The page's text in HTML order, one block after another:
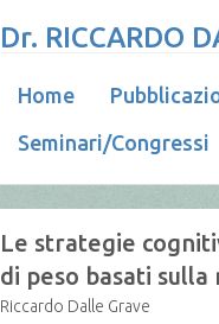
Dr. RICCARDO
Home
Seminari/Congressi
Le strategie
di peso basati
Riccardo Dalle Grave